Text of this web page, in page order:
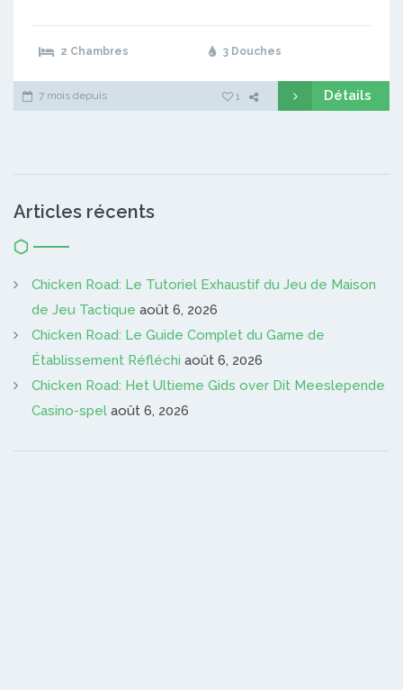
2 Chambres 3 Douches
7 mois depuis 1 Détails
Articles récents
Chicken Road: Le Tutoriel Exhaustif du Jeu de Maison
de Jeu Tactique août 6, 2026
Chicken Road: Le Guide Complet du Game de
Établissement Réfléchi août 6, 2026
Chicken Road: Het Ultieme Gids over Dit Meeslepende
Casino-spel août 6, 2026